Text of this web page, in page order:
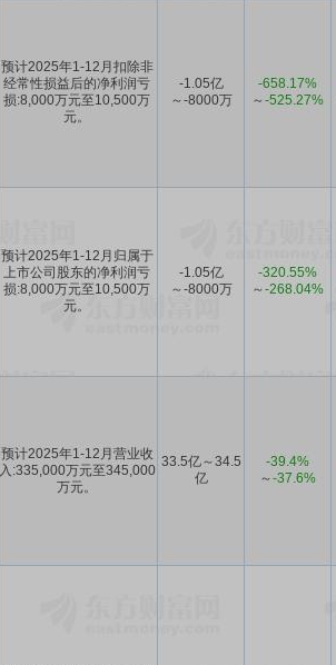
预计2025年1-12月扣除非
经常性损益后的净利润亏
损:8,000万元至10,500万
元。
-1.05亿
～-8000万
-658.17%
～-525.27%
预计2025年1-12月归属于
上市公司股东的净利润亏
损:8,000万元至10,500万
元。
-1.05亿
～-8000万
-320.55%
～-268.04%
预计2025年1-12月营业收
入:335,000万元至345,000
万元。
33.5亿～34.5
亿
-39.4%
～-37.6%